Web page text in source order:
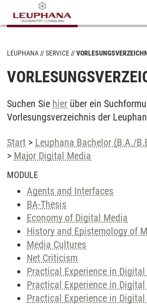
LEUPHANA SERVICE
Suchen Sie hier über ein
Vorlesungsverzeichnis der
Start > Leuphana Bachelor (B.A./
> Major Digital Media
MODULE
Agents and Interfaces
BA-Thesis
Economy of Digital Media
History and Epistemology of
Media Cultures
Net Criticism
Practical Experience in
Practical Experience in
Practical Experience in